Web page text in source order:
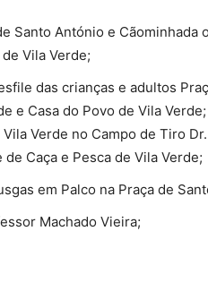
Santo António e Cãominhada
Vila Verde;
das crianças e adultos
e Casa do Povo de Vila
Verde no Campo de Tiro
Caça e Pesca de Vila Verde;
em Palco na Praça de
Machado Vieira;